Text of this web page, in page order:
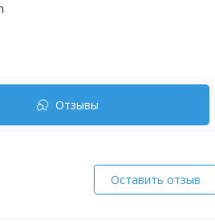
Отзывы
Оставить отзыв